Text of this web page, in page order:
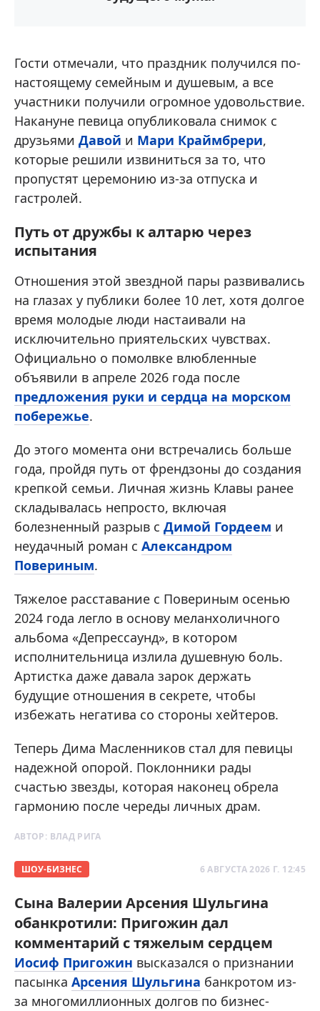
Гости отмечали, что праздник получился по-
настоящему семейным и душевым, а все
участники получили огромное удовольствие.
Накануне певица опубликовала снимок с
друзьями Давой и Мари Краймбрери,
которые решили извиниться за то, что
пропустят церемонию из-за отпуска и
гастролей.
Путь от дружбы к алтарю через
испытания
Отношения этой звездной пары развивались
на глазах у публики более 10 лет, хотя долгое
время молодые люди настаивали на
исключительно приятельских чувствах.
Официально о помолвке влюбленные
объявили в апреле 2026 года после
предложения руки и сердца на морском
побережье.
До этого момента они встречались больше
года, пройдя путь от френдзоны до создания
крепкой семьи. Личная жизнь Клавы ранее
складывалась непросто, включая
болезненный разрыв с Димой Гордеем и
неудачный роман с Александром
Повериным.
Тяжелое расставание с Повериным осенью
2024 года легло в основу меланхоличного
альбома «Депрессаунд», в котором
исполнительница излила душевную боль.
Артистка даже давала зарок держать
будущие отношения в секрете, чтобы
избежать негатива со стороны хейтеров.
Теперь Дима Масленников стал для певицы
надежной опорой. Поклонники рады
счастью звезды, которая наконец обрела
гармонию после череды личных драм.
АВТОР: ВЛАД РИГА
ШОУ-БИЗНЕС 6 АВГУСТА 2026 Г. 12:45
Сына Валерии Арсения Шульгина
обанкротили: Пригожин дал
комментарий с тяжелым сердцем
Иосиф Пригожин высказался о признании
пасынка Арсения Шульгина банкротом из-
за многомиллионных долгов по бизнес-